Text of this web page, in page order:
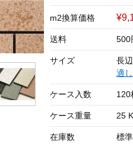
m2換算価格
送料 500
サイズ
長
適
ケース入数 120
ケース重量 25
在庫数 標